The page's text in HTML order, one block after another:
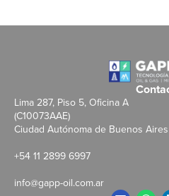
Lima 287, Piso 5, Oficina A
(C10073AAE)
Ciudad Autónoma de Buenos Aires
+54 11 2899 6997
info@gapp-oil.com.ar